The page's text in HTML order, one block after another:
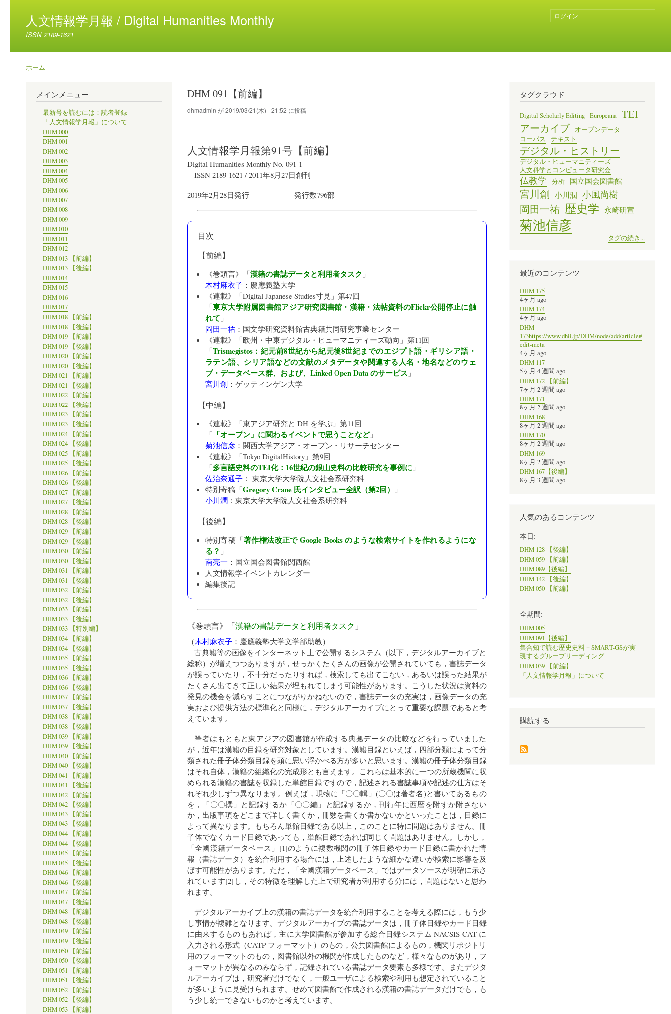
人文情報学月報 / Digital Humanities Monthly
ISSN 2189-1621
ユ
ー
ン
ト
メ
ニ
ュ
ー
ログイン
パ
ホーム
DHM 091【前編】
dhmadmin が2019/03/21(木) - 21:52 に投稿
人文情報学月報第91号【前編】
Digital Humanities Monthly No. 091-1
ISSN 2189-1621 /2011年8月27日創刊
2019年2月28日発行 発行数796部
目次
【前編】
《巻頭言》「漢籍の書誌データと利用者タスク 」
木村麻衣子： 慶應義塾大学
《連載》「Digital Japanese Studies寸見 」第47回
「東京大学附属図書館アジア研究図書館・漢籍・法帖資料のFlickr公開停止に触
れて 」
岡田一祐： 国文学研究資料館古典籍共同研究事業センター
《連載》「欧州・中東デジタル・ヒューマニティーズ動向 」第11回
「Trismegistos：紀元前8世紀から紀元後8世紀までのエジプト語・ギリシア語・
ラテン語、シリア語などの文献のメタデータや関連する人名・地名などのウェ
ブ・データベース群、および、Linked Open Data のサービス 」
宮川創： ゲッティンゲン大学
【中編】
《連載》「東アジア研究と DH を学ぶ 」第11回
「 「オープン」に関わるイベントで思うことなど」
菊池信彦： 関西大学アジア・オープン・リサーチセンター
《連載》「Tokyo DigitalHistory」第9回
「多言語史料のTEI化：16世紀の銀山史料の比較研究を事例に 」
佐治奈通子： 東京大学大学院人文社会系研究科
特別寄稿「Gregory Crane 氏インタビュー全訳（第2回）
」
小川潤： 東京大学大学院人文社会系研究科
【後編】
特別寄稿「著作権法改正で Google Books のような検索サイトを作れるようにな
る？ 」
南亮一 ： 国立国会図書館関西館
人文情報学イベントカレンダー
編集後記
《巻頭言》「漢籍の書誌データと利用者タスク 」
（木村麻衣子： 慶應義塾大学文学部助教）
古典籍等の画像をインターネット上で公開するシステム（以下，デジタルアーカイブと
総称）が増えつつありますが，せっかくたくさんの画像が公開されていても，書誌データ
が誤っていたり，不十分だったりすれば，検索しても出てこない，あるいは誤った結果が
たくさん出てきて正しい結果が埋もれてしまう可能性があります。こうした状況は資料の
発見の機会を減らすことにつながりかねないので，書誌データの充実は，画像データの充
実および提供方法の標準化と同様に，デジタルアーカイブにとって重要な課題であると考
えています。
筆者はもともと東アジアの図書館が作成する典拠データの比較などを行っていました
が，近年は漢籍の目録を研究対象としています。漢籍目録といえば，四部分類によって分
類された冊子体分類目録を頭に思い浮かべる方が多いと思います。漢籍の冊子体分類目録
はそれ自体，漢籍の組織化の完成形とも言えます。これらは基本的に一つの所蔵機関に収
められる漢籍の書誌を収録した単館目録ですので，記述される書誌事項や記述の仕方はそ
れぞれ少しずつ異なります。例えば，現物に「〇〇輯」(〇〇は著者名)と書いてあるもの
を，「〇〇撰」と記録するか「〇〇編」と記録するか，刊行年に西暦を附すか附さない
か，出版事項をどこまで詳しく書くか，冊数を書くか書かないかといったことは，目録に
よって異なります。もちろん単館目録である以上，このことに特に問題はありません。冊
子体でなくカード目録であっても，単館目録であれば同じく問題はありません。しかし，
「全國漢籍データベース」[1]のように複数機関の冊子体目録やカード目録に書かれた情
報（書誌データ）を統合利用する場合には，上述したような細かな違いが検索に影響を及
ぼす可能性があります。ただ，「全國漢籍データベース」ではデータソースが明確に示さ
れています[2]し，その特徴を理解した上で研究者が利用する分には，問題はないと思わ
れます。
デジタルアーカイブ上の漢籍の書誌データを統合利用することを考える際には，もう少
し事情が複雑となります。デジタルアーカイブの書誌データは，冊子体目録やカード目録
に由来するものもあれば，主に大学図書館が参加する総合目録システム NACSIS-CAT に
入力される形式（CATP フォーマット）のもの，公共図書館によるもの，機関リポジトリ
用のフォーマットのもの，図書館以外の機関が作成したものなど，様々なものがあり，フ
ォーマットが異なるのみならず，記録されている書誌データ要素も多様です。またデジタ
ルアーカイブは，研究者だけでなく，一般ユーザによる検索や利用も想定されていること
が多いように見受けられます。せめて図書館で作成される漢籍の書誌データだけでも，も
う少し統一できないものかと考えています。
メインメニュー
最新号を読むには：読者登録
「人文情報学月報」について
DHM 000
DHM 001
DHM 002
DHM 003
DHM 004
DHM 005
DHM 006
DHM 007
DHM 008
DHM 009
DHM 010
DHM 011
DHM 012
DHM 013 【前編】
DHM 013 【後編】
DHM 014
DHM 015
DHM 016
DHM 017
DHM 018 【前編】
DHM 018 【後編】
DHM 019 【前編】
DHM 019 【後編】
DHM 020 【前編】
DHM 020 【後編】
DHM 021 【前編】
DHM 021 【後編】
DHM 022 【前編】
DHM 022 【後編】
DHM 023 【前編】
DHM 023 【後編】
DHM 024 【前編】
DHM 024 【後編】
DHM 025 【前編】
DHM 025 【後編】
DHM 026 【前編】
DHM 026 【後編】
DHM 027 【前編】
DHM 027 【後編】
DHM 028 【前編】
DHM 028 【後編】
DHM 029 【前編】
DHM 029 【後編】
DHM 030 【前編】
DHM 030 【後編】
DHM 031 【前編】
DHM 031 【後編】
DHM 032 【前編】
DHM 032 【後編】
DHM 033 【前編】
DHM 033 【後編】
DHM 033 【特別編】
DHM 034 【前編】
DHM 034 【後編】
DHM 035 【前編】
DHM 035 【後編】
DHM 036 【前編】
DHM 036 【後編】
DHM 037 【前編】
DHM 037 【後編】
DHM 038 【前編】
DHM 038 【後編】
DHM 039 【前編】
DHM 039 【後編】
DHM 040 【前編】
DHM 040 【後編】
DHM 041 【前編】
DHM 041 【後編】
DHM 042 【前編】
DHM 042 【後編】
DHM 043 【前編】
DHM 043 【後編】
DHM 044 【前編】
DHM 044 【後編】
DHM 045 【前編】
DHM 045 【後編】
DHM 046 【前編】
DHM 046 【後編】
DHM 047 【前編】
DHM 047 【後編】
DHM 048 【前編】
DHM 048 【後編】
DHM 049 【前編】
DHM 049 【後編】
DHM 050 【前編】
DHM 050 【後編】
DHM 051 【前編】
DHM 051 【後編】
DHM 052 【前編】
DHM 052 【後編】
DHM 053 【前編】
タグクラウド
Digital Scholarly Editing Europeana
TEI
アーカイブ
オープンデータ
コーパス
テキスト
デジタル・ヒストリー
デジタル・ヒューマニティーズ
人文科学とコンピュータ研究会
仏教学 分析 国立国会図書館
宮川創 小川潤 小風尚樹
岡田一祐 歴史学 永崎研宣
菊池信彦
タグの続き...
最近のコンテンツ
DHM 175
4ヶ月 ago
DHM 174
4ヶ月 ago
DHM
173https://www.dhii.jp/DHM/node/add/article#
edit-meta
4ヶ月 ago
DHM 117
5ヶ月 4 週間 ago
DHM 172 【前編】
7ヶ月 2 週間 ago
DHM 171
8ヶ月 2 週間 ago
DHM 168
8ヶ月 2 週間 ago
DHM 170
8ヶ月 2 週間 ago
DHM 169
8ヶ月 2 週間 ago
DHM 167【後編】
8ヶ月 3 週間 ago
人気のあるコンテンツ
本日:
DHM 128 【後編】
DHM 059 【前編】
DHM 089【後編】
DHM 142 【後編】
DHM 050 【前編】
全期間:
DHM 005
DHM 091【後編】
集合知で読む歴史史料－SMART-GSが実
現するグループリーディング
DHM 039 【前編】
「人文情報学月報」について
購読する